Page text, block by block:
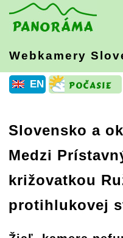
Webkamery
EN
Slovensko a
Medzi
križovatkou
protihlukovej